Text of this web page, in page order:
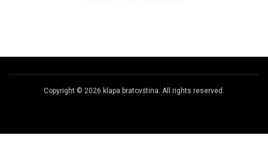
Copyright © 2026 klapa bratovština. All rights reserved.